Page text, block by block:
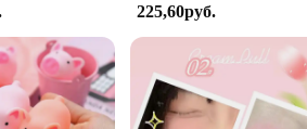
and Durable for Repeated Use**
and property of this tape measure are
fabric for a new dress or determining the
it a valuable addition to any toolkit, whether
225,60руб.